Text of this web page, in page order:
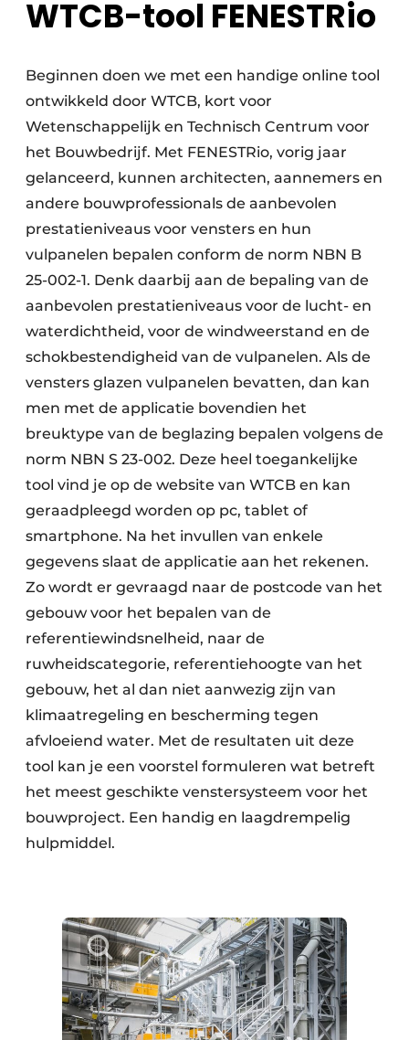
WTCB-tool FENESTRio
Beginnen doen we met een handige online tool
ontwikkeld door WTCB, kort voor
Wetenschappelijk en Technisch Centrum voor
het Bouwbedrijf. Met FENESTRio, vorig jaar
gelanceerd, kunnen architecten, aannemers en
andere bouwprofessionals de aanbevolen
prestatieniveaus voor vensters en hun
vulpanelen bepalen conform de norm NBN B
25-002-1. Denk daarbij aan de bepaling van de
aanbevolen prestatieniveaus voor de lucht- en
waterdichtheid, voor de windweerstand en de
schokbestendigheid van de vulpanelen. Als de
vensters glazen vulpanelen bevatten, dan kan
men met de applicatie bovendien het
breuktype van de beglazing bepalen volgens de
norm NBN S 23-002. Deze heel toegankelijke
tool vind je op de website van WTCB en kan
geraadpleegd worden op pc, tablet of
smartphone. Na het invullen van enkele
gegevens slaat de applicatie aan het rekenen.
Zo wordt er gevraagd naar de postcode van het
gebouw voor het bepalen van de
referentiewindsnelheid, naar de
ruwheidscategorie, referentiehoogte van het
gebouw, het al dan niet aanwezig zijn van
klimaatregeling en bescherming tegen
afvloeiend water. Met de resultaten uit deze
tool kan je een voorstel formuleren wat betreft
het meest geschikte venstersysteem voor het
bouwproject. Een handig en laagdrempelig
hulpmiddel.